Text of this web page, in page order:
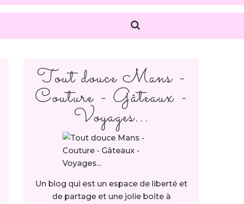
Tout douce Mans -
Couture - Gâteaux -
Voyages...
Un blog qui est un espace de liberté et
de partage et une jolie boite à